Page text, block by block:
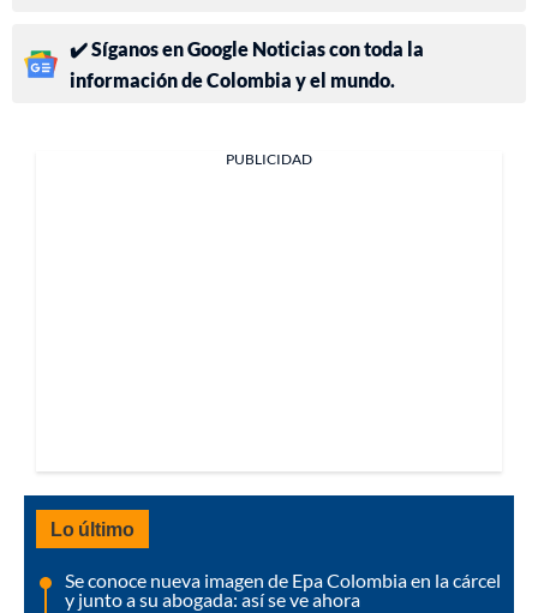
✔️ Síganos en Google Noticias con toda la
información de Colombia y el mundo.
PUBLICIDAD
Lo último
Se conoce nueva imagen de Epa Colombia en la cárcel
y junto a su abogada: así se ve ahora